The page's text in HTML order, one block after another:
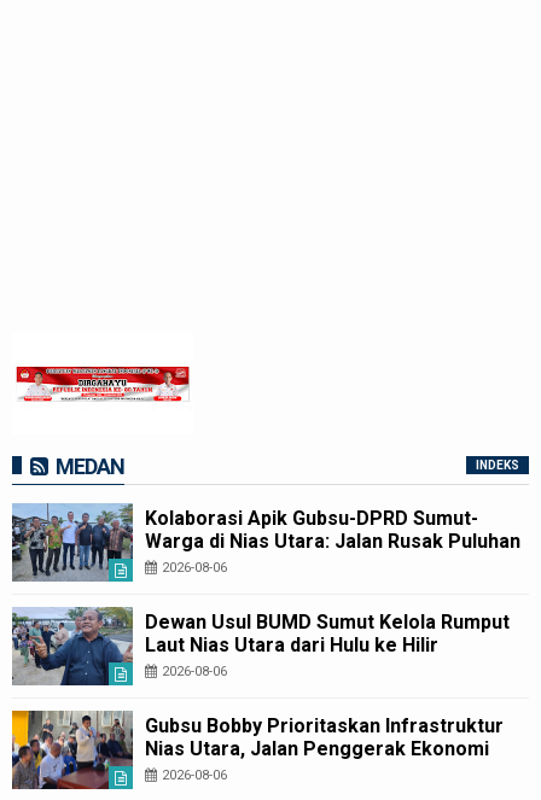
MEDAN INDEKS
Kolaborasi Apik Gubsu-DPRD Sumut-
Warga di Nias Utara: Jalan Rusak Puluhan
Tahun Akhirnya Diperbaiki
2026-08-06
Dewan Usul BUMD Sumut Kelola Rumput
Laut Nias Utara dari Hulu ke Hilir
2026-08-06
Gubsu Bobby Prioritaskan Infrastruktur
Nias Utara, Jalan Penggerak Ekonomi
Mulai Dibenahi
2026-08-06